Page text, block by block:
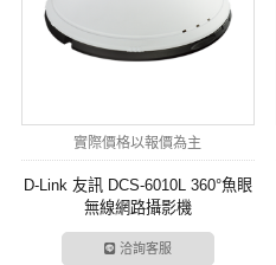
實際價格以報價為主
D-Link 友訊 DCS-6010L 360°魚眼
無線網路攝影機
洽詢客服